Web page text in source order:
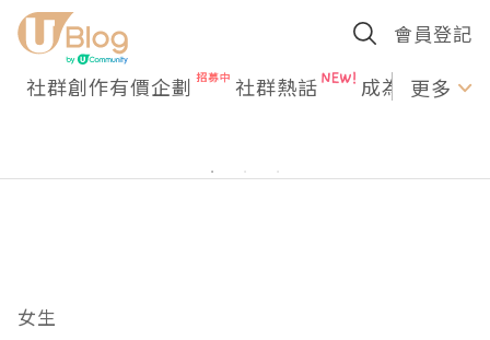
會員登記
社群創作有價企劃 社群熱話 成為U更多
女生